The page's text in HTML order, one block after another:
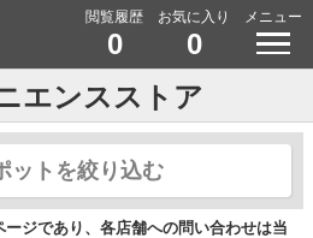
閲覧履歴
0
お気に入り
0
メニュー
エンスストア
ットを絞り込む
ジであり、各店舗への問い合わせは当